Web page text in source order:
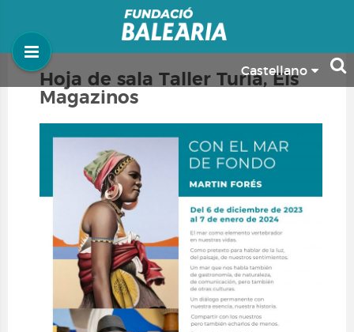
Castellano
Hoja de sala Taller Turia, Els
Magazinos